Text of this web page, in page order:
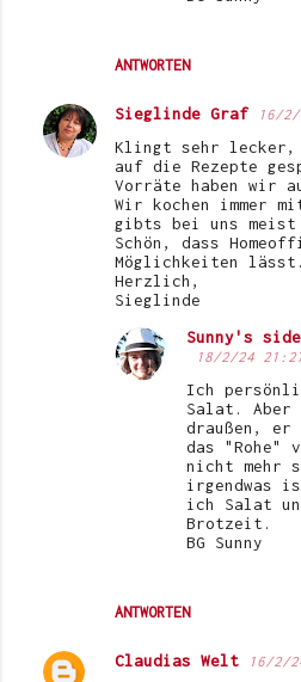
ANTWORTEN
Sieglinde Graf 16/
Klingt sehr lecker,
auf die Rezepte
Vorräte haben wir
Wir kochen immer
gibts bei uns meist
Schön, dass
Möglichkeiten lässt.
Herzlich,
Sieglinde
ANTWORTEN
Sunny's
18/2/24
Ich
Salat. Aber
draußen,
das "Rohe"
nicht mehr
irgendwas
ich Salat
Brotzeit.
BG Sunny
Claudias Welt 16/2/